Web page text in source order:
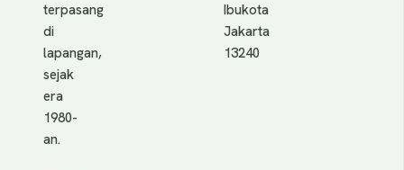
terpasang
di
lapangan,
sejak
era
1980-
an.
Ibukota
Jakarta
13240